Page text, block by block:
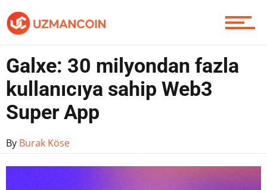
Galxe: 30 milyondan fazla
kullanıcıya sahip Web3
Super App
By Burak Köse